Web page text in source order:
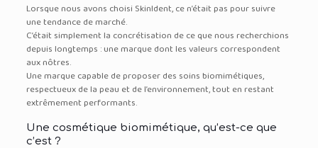
Lorsque nous avons choisi SkinIdent, ce n’était pas pour suivre
une tendance de marché.
C’était simplement la concrétisation de ce que nous recherchions
depuis longtemps : une marque dont les valeurs correspondent
aux nôtres.
Une marque capable de proposer des soins biomimétiques,
respectueux de la peau et de l’environnement, tout en restant
extrêmement performants.
Une cosmétique biomimétique, qu’est-ce que
c’est ?